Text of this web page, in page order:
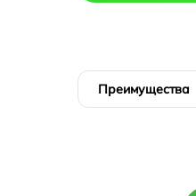
Преимущества